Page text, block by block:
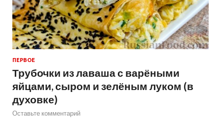
ПЕРВОЕ
Трубочки из лаваша с варёными
яйцами, сыром и зелёным луком (в
духовке)
Оставьте комментарий